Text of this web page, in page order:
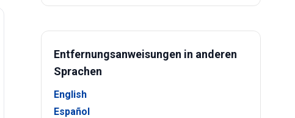
Entfernungsanweisungen in anderen
Sprachen
English
Español